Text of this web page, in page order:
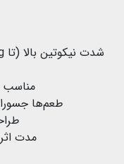
مناسب
طعم‌ها
مدت اثر ۲۰–۴۰ دقیقه ۲۰–۳۰ دقیقه ۱۵–۳۰ دقیقه